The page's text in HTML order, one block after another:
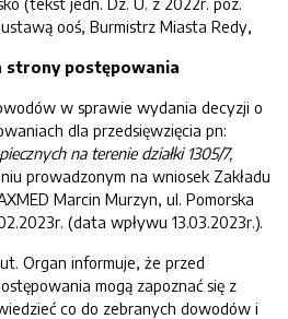
ooś, Burmistrz Miasta Redy,
strony postępowania
w sprawie wydania decyzji o
dla przedsięwzięcia pn:
na terenie działki 1305/7,
prowadzonym na wniosek Zakładu
Marcin Murzyn, ul. Pomorska
(data wpływu 13.03.2023r.).
Organ informuje, że przed
mogą zapoznać się z
co do zebranych dowodów i